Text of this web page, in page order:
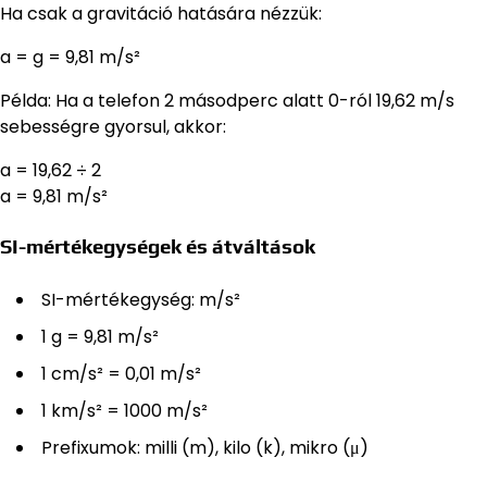
Ha csak a gravitáció hatására nézzük:
a = g = 9,81 m/s²
Példa: Ha a telefon 2 másodperc alatt 0-ról 19,62 m/s
sebességre gyorsul, akkor:
a = 19,62 ÷ 2
a = 9,81 m/s²
SI-mértékegységek és átváltások
SI-mértékegység: m/s²
1 g = 9,81 m/s²
1 cm/s² = 0,01 m/s²
1 km/s² = 1000 m/s²
Prefixumok: milli (m), kilo (k), mikro (μ)